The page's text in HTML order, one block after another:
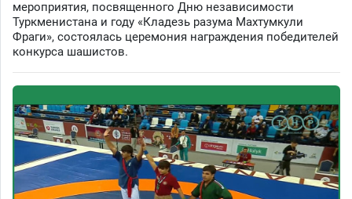
мероприятия, посвященного Дню независимости
Туркменистана и году «Кладезь разума Махтумкули
Фраги», состоялась церемония награждения победителей
конкурса шашистов.